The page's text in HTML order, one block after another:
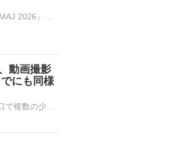
動画撮影
にも同様